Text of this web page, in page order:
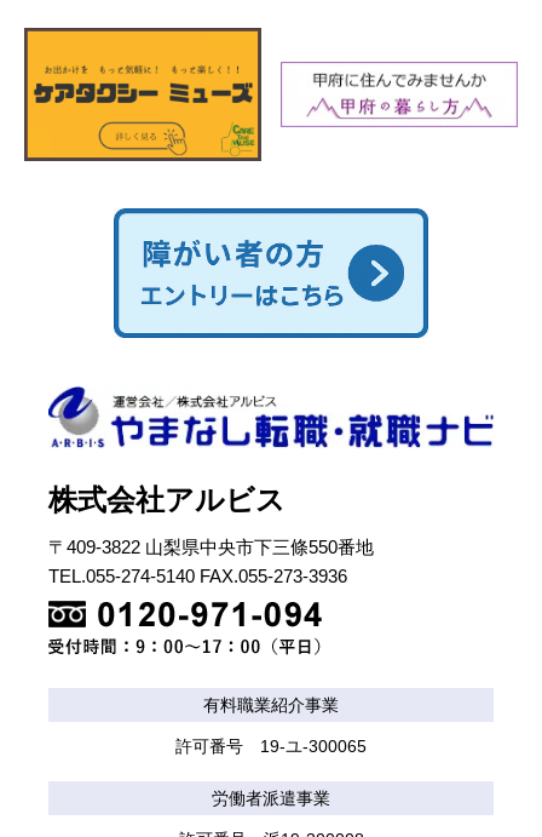
株式会社アルビス
〒409-3822 山梨県中央市下三條550番地
TEL.055-274-5140 FAX.055-273-3936
有料職業紹介事業
許可番号 19-ユ-300065
労働者派遣事業